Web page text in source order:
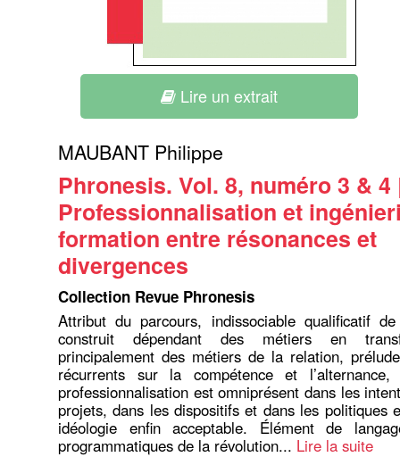
Lire un extrait
MAUBANT Philippe
Phronesis. Vol. 8, numéro 3 & 4
Professionnalisation et
formation entre résonances et
divergences
Collection Revue Phronesis
Attribut du parcours, indissociable qualificatif
construit dépendant des métiers en
principalement des métiers de la relation,
récurrents sur la compétence et
professionnalisation est omniprésent dans les
projets, dans les dispositifs et dans les politiques
idéologie enfin acceptable. Élément de
programmatiques de la révolution... Lire la suite